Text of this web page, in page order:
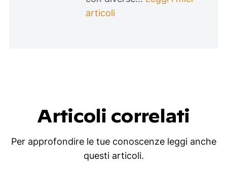
articoli
Articoli correlati
Per approfondire le tue conoscenze leggi anche
questi articoli.